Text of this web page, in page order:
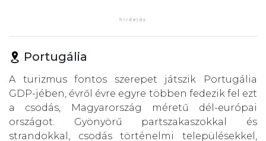
Portugália
A turizmus fontos szerepet játszik Portugália
GDP-jében, évről évre egyre többen fedezik fel ezt
a csodás, Magyarország méretű dél-európai
országot. Gyönyörű partszakaszokkal és
strandokkal, csodás történelmi településekkel,